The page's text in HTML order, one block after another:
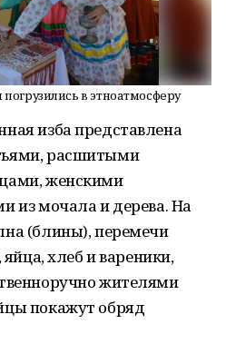
в этноатмосферу
изба представлена
расшитыми
женскими
из мочала и дерева. На
(блины), перемечи
хлеб и вареники,
жителями
покажут обряд